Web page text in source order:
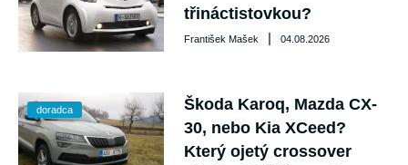
třináctistovkou?
František Mašek | 04.08.2026
doradca
Škoda Karoq, Mazda CX-
30, nebo Kia XCeed?
Který ojetý crossover